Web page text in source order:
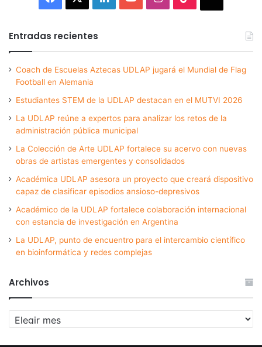
Entradas recientes
Coach de Escuelas Aztecas UDLAP jugará el Mundial de Flag
Football en Alemania
Estudiantes STEM de la UDLAP destacan en el MUTVI 2026
La UDLAP reúne a expertos para analizar los retos de la
administración pública municipal
La Colección de Arte UDLAP fortalece su acervo con nuevas
obras de artistas emergentes y consolidados
Académica UDLAP asesora un proyecto que creará dispositivo
capaz de clasificar episodios ansioso-depresivos
Académico de la UDLAP fortalece colaboración internacional
con estancia de investigación en Argentina
La UDLAP, punto de encuentro para el intercambio científico
en bioinformática y redes complejas
Archivos
Archivos